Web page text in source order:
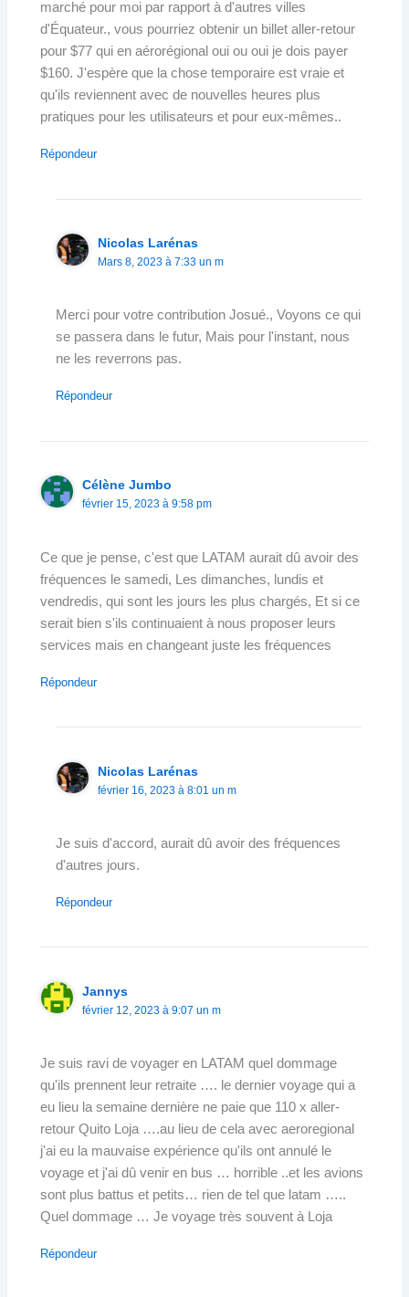
marché pour moi par rapport à d'autres villes
d'Équateur., vous pourriez obtenir un billet aller-retour
pour $77 qui en aérorégional oui ou oui je dois payer
$160. J'espère que la chose temporaire est vraie et
qu'ils reviennent avec de nouvelles heures plus
pratiques pour les utilisateurs et pour eux-mêmes..
Répondeur
Nicolas Larénas
Mars 8, 2023 à 7:33 un m
Merci pour votre contribution Josué., Voyons ce qui
se passera dans le futur, Mais pour l'instant, nous
ne les reverrons pas.
Répondeur
Célène Jumbo
février 15, 2023 à 9:58 pm
Ce que je pense, c'est que LATAM aurait dû avoir des
fréquences le samedi, Les dimanches, lundis et
vendredis, qui sont les jours les plus chargés, Et si ce
serait bien s'ils continuaient à nous proposer leurs
services mais en changeant juste les fréquences
Répondeur
Nicolas Larénas
février 16, 2023 à 8:01 un m
Je suis d'accord, aurait dû avoir des fréquences
d'autres jours.
Répondeur
Jannys
février 12, 2023 à 9:07 un m
Je suis ravi de voyager en LATAM quel dommage
qu'ils prennent leur retraite …. le dernier voyage qui a
eu lieu la semaine dernière ne paie que 110 x aller-
retour Quito Loja ….au lieu de cela avec aeroregional
j'ai eu la mauvaise expérience qu'ils ont annulé le
voyage et j'ai dû venir en bus … horrible ..et les avions
sont plus battus et petits… rien de tel que latam …..
Quel dommage … Je voyage très souvent à Loja
Répondeur